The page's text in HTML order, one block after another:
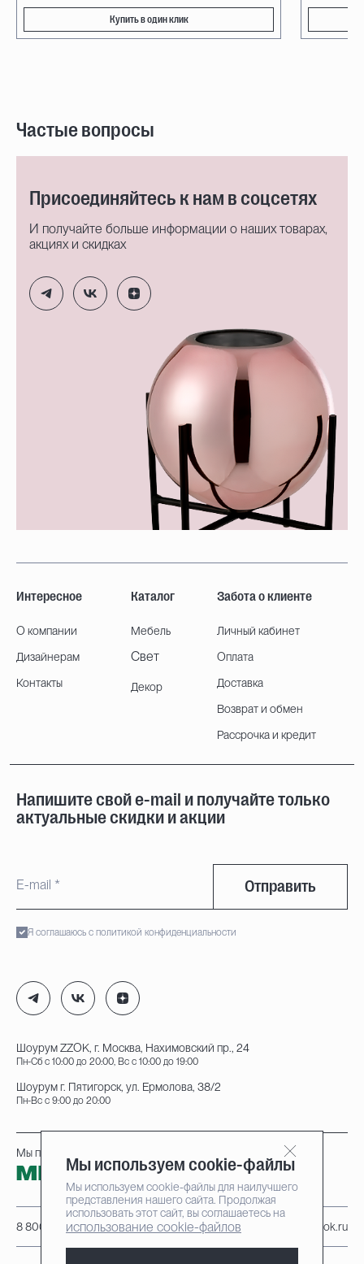
Купить в один клик
Частые вопросы
Присоединяйтесь к нам в соцсетях
И получайте больше информации о наших товарах,
акциях и скидках
Интересное
О компании
Дизайнерам
Контакты
Каталог
Мебель
Свет
Декор
Забота о клиенте
Личный кабинет
Оплата
Доставка
Возврат и обмен
Рассрочка и кредит
Напишите свой e-mail и получайте только
актуальные скидки и акции
Отправить
Я соглашаюсь с политикой конфиденциальности
Шоурум ZZOK, г. Москва, Нахимовский пр., 24
Пн-Сб с 10:00 до 20:00, Вс с 10:00 до 19:00
Шоурум г. Пятигорск, ул. Ермолова, 38/2
Пн-Вс с 9:00 до 20:00
8 800 222-95-25 info@zzok.ru
Мы принимаем к оплате:
Мы используем cookie-файлы
Мы используем cookie-файлы для наилучшего
представления нашего сайта. Продолжая
использовать этот сайт, вы соглашаетесь на
использование cookie-файлов